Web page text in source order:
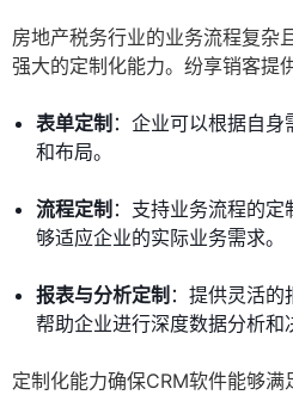
房地产税务行业的业务流程复杂
强大的定制化能力。纷享销客提
表单定制 ：企业可以根据自
和布局。
流程定制 ：支持业务流程的
够适应企业的实际业务需求。
报表与分析定制 ：提供灵活的
帮助企业进行深度数据分析和
定制化能力确保CRM软件能够